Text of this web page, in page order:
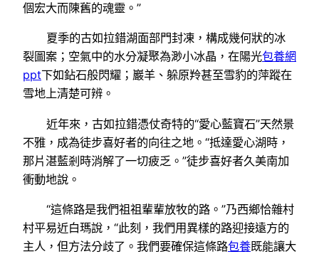
個宏大而陳舊的魂靈。”
夏季的古如拉錯湖面部門封凍，構成幾何狀的冰
裂圖案；空氣中的水分凝聚為渺小冰晶，在陽光包養網
ppt下如鉆石般閃耀；巖羊、躲原羚甚至雪豹的萍蹤在
雪地上清楚可辨。
近年來，古如拉錯憑仗奇特的“愛心藍寶石”天然景
不雅，成為徒步喜好者的向往之地。“抵達愛心湖時，
那片湛藍剎時消解了一切疲乏。”徒步喜好者久美南加
衝動地說。
“這條路是我們祖祖輩輩放牧的路。”乃西鄉恰雜村
村平易近白瑪說，“此刻，我們用異樣的路迎接遠方的
主人，但方法分歧了。我們要確保這條路包養既能讓大